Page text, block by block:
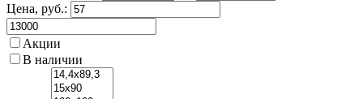
Цена, руб.:
Акции
В наличии